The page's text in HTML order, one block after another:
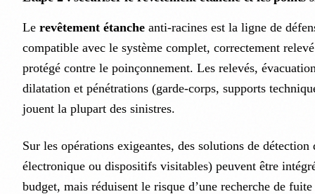
Le revêtement étanche anti-racines est la ligne de
compatible avec le système complet, correctement
protégé contre le poinçonnement. Les relevés,
dilatation et pénétrations (garde-corps, supports
jouent la plupart des sinistres.
Sur les opérations exigeantes, des solutions de
électronique ou dispositifs visitables) peuvent être
budget, mais réduisent le risque d’une recherche de